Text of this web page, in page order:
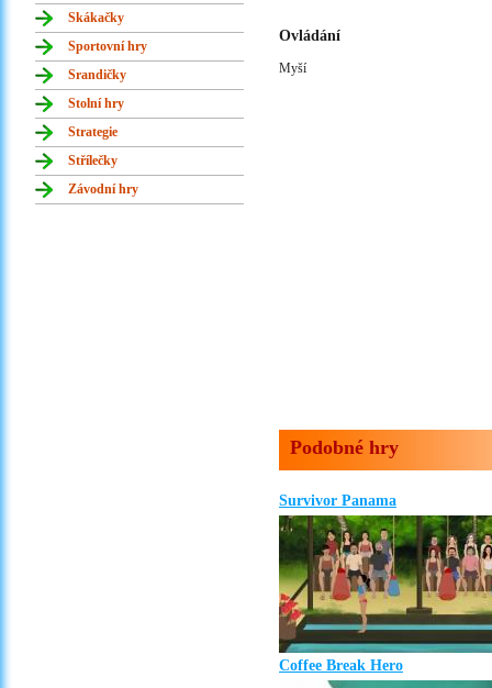
Skákačky
Sportovní hry
Srandičky
Stolní hry
Strategie
Střílečky
Závodní hry
Ovládání
Myší
Podobné hry
Survivor Panama
Coffee Break Hero